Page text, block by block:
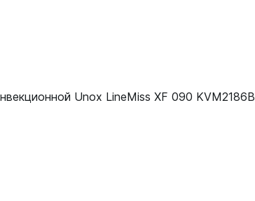
Unox LineMiss XF 090 KVM2186B